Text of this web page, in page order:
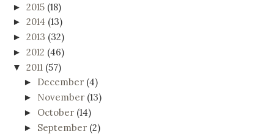
► 2015 (18)
► 2014 (13)
► 2013 (32)
► 2012 (46)
▼ 2011 (57)
► December (4)
► November (13)
► October (14)
► September (2)